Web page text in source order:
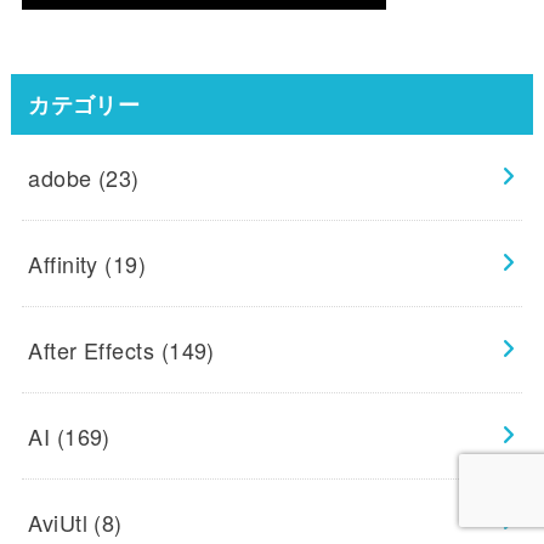
カテゴリー
adobe (23)
Affinity (19)
After Effects (149)
AI (169)
AviUtl (8)